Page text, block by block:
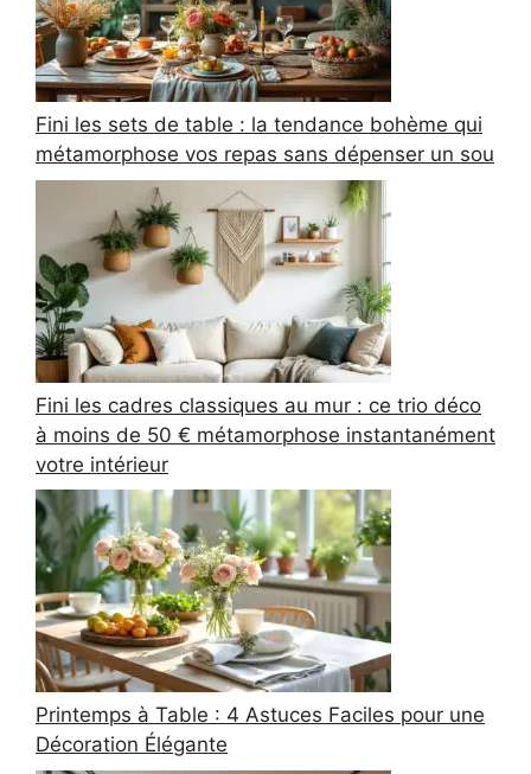
Fini les sets de table : la tendance bohème qui
métamorphose vos repas sans dépenser un sou
Fini les cadres classiques au mur : ce trio déco
à moins de 50 € métamorphose instantanément
votre intérieur
Printemps à Table : 4 Astuces Faciles pour une
Décoration Élégante